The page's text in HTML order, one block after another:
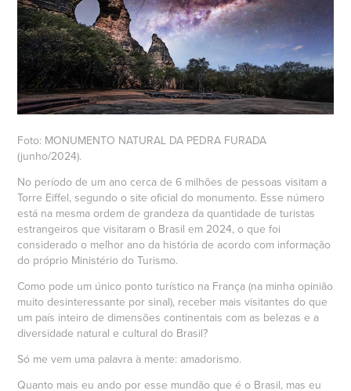
Foto: MONUMENTO NATURAL DA PEDRA FURADA
(junho/2024).
No período de um ano cerca de 6 milhões de pessoas visitam a
Torre Eiffel, segundo o site oficial do monumento. Esse número
está na mesma ordem de grandeza da quantidade de turistas
estrangeiros que visitaram o Brasil em 2024, o que foi
considerado o melhor ano da história de acordo com informação
do próprio Ministério do Turismo.
Como pode um único ponto turístico na França (na minha opinião
muito desinteressante por sinal), receber mais visitantes do que
um país inteiro de dimensões continentais com as belezas e a
diversidade natural e cultural do Brasil?
Só me vem uma palavra à mente: amadorismo.
Quanto mais eu ando por esse mundão que é o Brasil, mas eu